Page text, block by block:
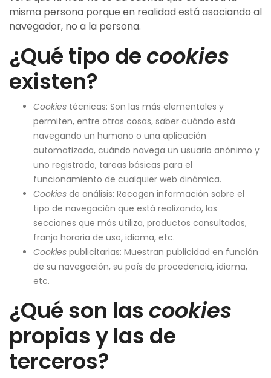
misma persona porque en realidad está asociando al
navegador, no a la persona.
¿Qué tipo de cookies
existen?
Cookies técnicas: Son las más elementales y
permiten, entre otras cosas, saber cuándo está
navegando un humano o una aplicación
automatizada, cuándo navega un usuario anónimo y
uno registrado, tareas básicas para el
funcionamiento de cualquier web dinámica.
Cookies de análisis: Recogen información sobre el
tipo de navegación que está realizando, las
secciones que más utiliza, productos consultados,
franja horaria de uso, idioma, etc.
Cookies publicitarias: Muestran publicidad en función
de su navegación, su país de procedencia, idioma,
etc.
¿Qué son las cookies
propias y las de
terceros?